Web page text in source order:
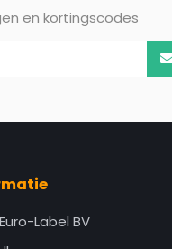
en kortingscodes
Label BV